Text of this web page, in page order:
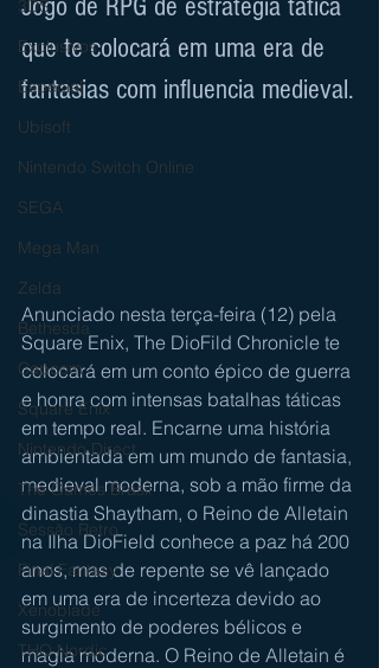
3DS
Exclusivos
Especial
Ubisoft
Nintendo Switch Online
SEGA
Mega Man
Zelda
Bethesda
Capcom
Square Enix
Nintendo Direct
The Games Brasil
Sessão Retro
Final Fantasy
Xenoblade
THQ Nordic
Jogo de RPG de estratégia tática
que te colocará em uma era de
fantasias com influencia medieval.
Anunciado nesta terça-feira (12) pela
Square Enix, The DioFild Chronicle te
colocará em um conto épico de guerra
e honra com intensas batalhas táticas
em tempo real. Encarne uma história
ambientada em um mundo de fantasia,
medieval moderna, sob a mão firme da
dinastia Shaytham, o Reino de Alletain
na Ilha DioField conhece a paz há 200
anos, mas de repente se vê lançado
em uma era de incerteza devido ao
surgimento de poderes bélicos e
magia moderna. O Reino de Alletain é